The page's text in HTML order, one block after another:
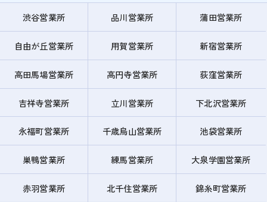
渋谷営業所 品川営業所 蒲田営業所
自由が丘営業所 用賀営業所 新宿営業所
高田馬場営業所 高円寺営業所 荻窪営業所
吉祥寺営業所 立川営業所 下北沢営業所
永福町営業所 千歳烏山営業所 池袋営業所
巣鴨営業所 練馬営業所 大泉学園営業所
赤羽営業所 北千住営業所 錦糸町営業所